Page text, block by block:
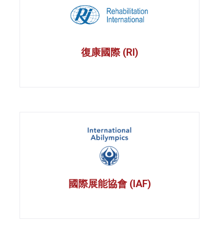
復康國際 (RI)
國際展能協會 (IAF)